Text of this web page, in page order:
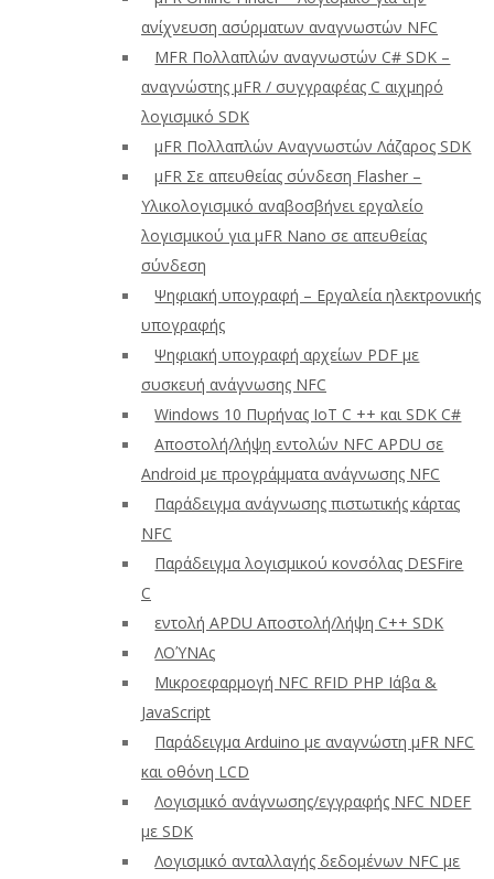
ανίχνευση ασύρματων αναγνωστών NFC
ΜFR Πολλαπλών αναγνωστών C# SDK –
αναγνώστης μFR / συγγραφέας C αιχμηρό
λογισμικό SDK
μFR Πολλαπλών Αναγνωστών Λάζαρος SDK
μFR Σε απευθείας σύνδεση Flasher –
Υλικολογισμικό αναβοσβήνει εργαλείο
λογισμικού για μFR Nano σε απευθείας
σύνδεση
Ψηφιακή υπογραφή – Εργαλεία ηλεκτρονικής
υπογραφής
Ψηφιακή υπογραφή αρχείων PDF με
συσκευή ανάγνωσης NFC
Windows 10 Πυρήνας IoT C ++ και SDK C#
Αποστολή/λήψη εντολών NFC APDU σε
Android με προγράμματα ανάγνωσης NFC
Παράδειγμα ανάγνωσης πιστωτικής κάρτας
NFC
Παράδειγμα λογισμικού κονσόλας DESFire
C
εντολή APDU Αποστολή/λήψη C++ SDK
ΛΟΎΝΑς
Μικροεφαρμογή NFC RFID PHP Ιάβα &
JavaScript
Παράδειγμα Arduino με αναγνώστη μFR NFC
και οθόνη LCD
Λογισμικό ανάγνωσης/εγγραφής NFC NDEF
με SDK
Λογισμικό ανταλλαγής δεδομένων NFC με